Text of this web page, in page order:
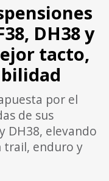
DH38 y
tacto,
por el
de sus
DH38, elevando
trail, enduro y